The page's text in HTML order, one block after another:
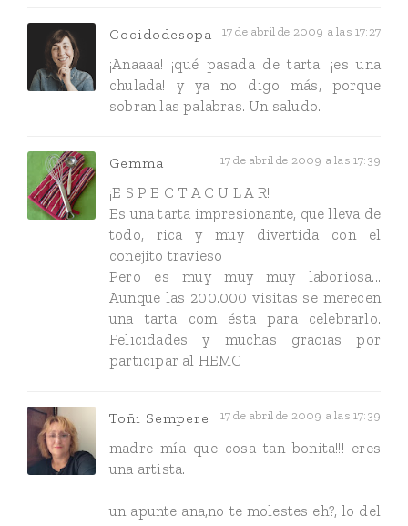
Cocidodesopa 17 de abril de 2009 a las 17:27
¡Anaaaa! ¡qué pasada de tarta! ¡es una
chulada! y ya no digo más, porque
sobran las palabras. Un saludo.
Gemma 17 de abril de 2009 a las 17:39
¡E S P E C T A C U L A R!
Es una tarta impresionante, que lleva de
todo, rica y muy divertida con el
conejito travieso
Pero es muy muy muy laboriosa...
Aunque las 200.000 visitas se merecen
una tarta com ésta para celebrarlo.
Felicidades y muchas gracias por
participar al HEMC
Toñi Sempere 17 de abril de 2009 a las 17:39
madre mía que cosa tan bonita!!! eres
una artista.
un apunte ana,no te molestes eh?, lo del